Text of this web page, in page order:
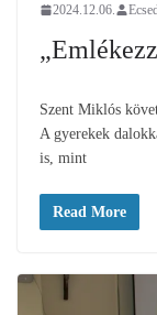
2024.12.06.
Szent Miklós
A gyerekek
is, mint
Read More